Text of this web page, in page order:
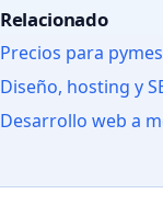
Relacionado
Precios para
Diseño, hosting y
Desarrollo web a